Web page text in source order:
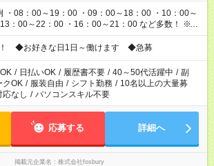
・08：00～19：00 ・09：00～18：00 ・10：00～
00～22：00 ・16：00～21：00 など多数！ ※お
勤務時間が異なります
！ ◆お好きな日1日～働けます ◆急募
/ 日払いOK / 履歴書不要 / 40～50代活躍中 / 副
クOK / 服装自由 / シフト勤務 / 10名以上の大量募
応なし / パソコンスキル不要
応募する 詳細へ
掲載元企業名 株式会社fosbury